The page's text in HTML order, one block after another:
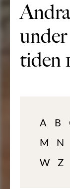
tiden
A B
M
N
W
Z